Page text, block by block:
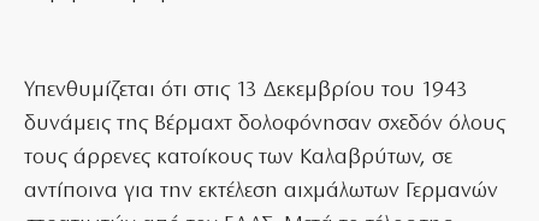
Υπενθυμίζεται ότι στις 13 Δεκεμβρίου του 1943
δυνάμεις της Βέρμαχτ δολοφόνησαν σχεδόν όλους
τους άρρενες κατοίκους των Καλαβρύτων, σε
αντίποινα για την εκτέλεση αιχμάλωτων Γερμανών